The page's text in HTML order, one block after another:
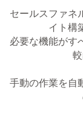
セールスファネ
イト構
必要な機能がす
手動の作業を自